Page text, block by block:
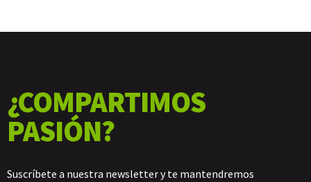
¿COMPARTIMOS
PASIÓN?
Suscríbete a nuestra newsletter y te mantendremos